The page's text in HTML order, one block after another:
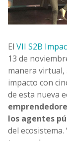
El VII S2B
13 de
manera virtual,
impacto con
de esta nueva
los agentes
del